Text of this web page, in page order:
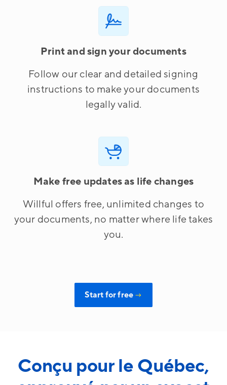
Print and sign your documents
Follow our clear and detailed signing
instructions to make your documents
legally valid.
Make free updates as life changes
Willful offers free, unlimited changes to
your documents, no matter where life takes
you.
Start for free →
Conçu pour le Québec,